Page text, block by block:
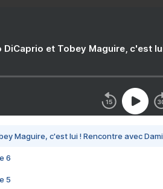
DiCaprio et Tobey Maguire, c'est
Maguire, c'est lui ! Rencontre avec
6
5